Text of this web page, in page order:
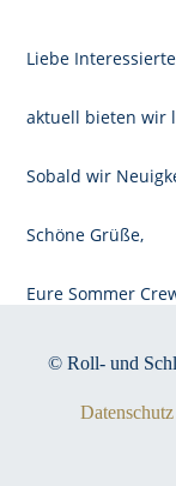
Liebe
aktuell bieten wir
Sobald wir
Schöne Grüße,
Eure Sommer
© Roll- und
Datenschutz